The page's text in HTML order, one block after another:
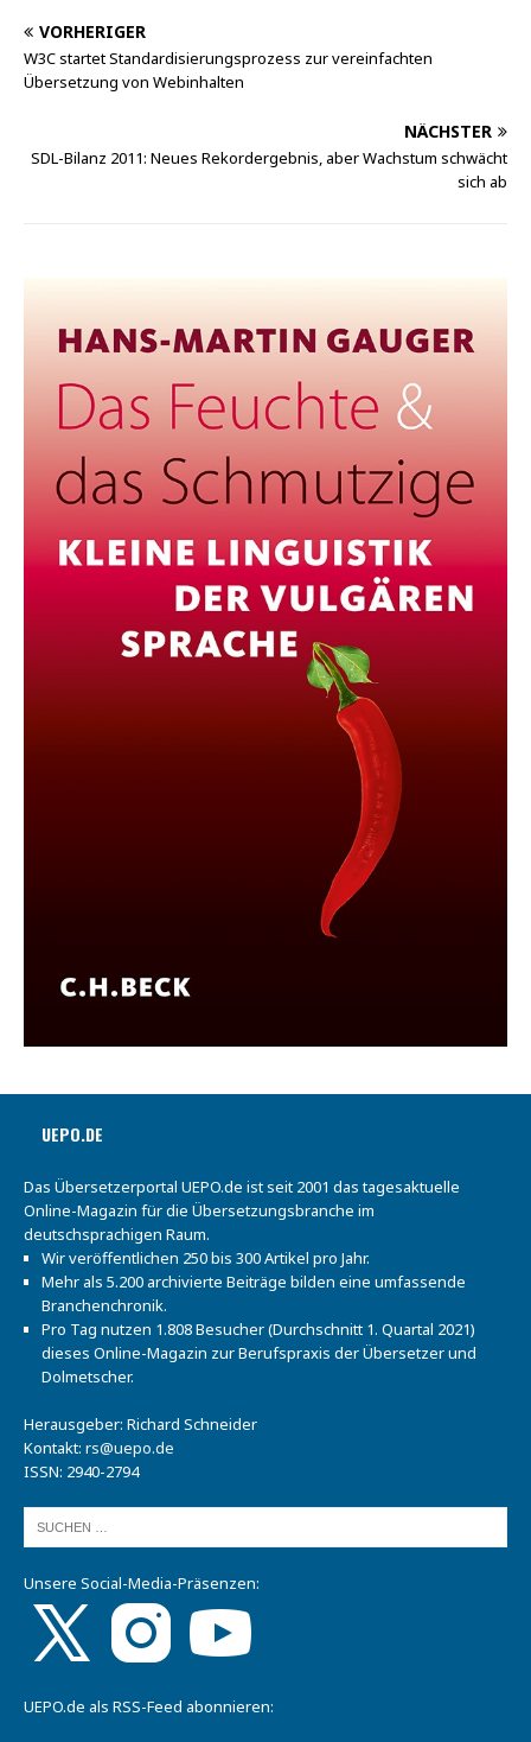
VORHERIGER
W3C startet Standardisierungsprozess zur vereinfachten
Übersetzung von Webinhalten
NÄCHSTER
SDL-Bilanz 2011: Neues Rekordergebnis, aber Wachstum schwächt
sich ab
UEPO.DE
Das Übersetzerportal UEPO.de ist seit 2001 das tagesaktuelle
Online-Magazin für die Übersetzungsbranche im
deutschsprachigen Raum.
Wir veröffentlichen 250 bis 300 Artikel pro Jahr.
Mehr als 5.200 archivierte Beiträge bilden eine umfassende
Branchenchronik.
Pro Tag nutzen 1.808 Besucher (Durchschnitt 1. Quartal 2021)
dieses Online-Magazin zur Berufspraxis der Übersetzer und
Dolmetscher.
Herausgeber: Richard Schneider
Kontakt: rs@uepo.de
ISSN: 2940-2794
Unsere Social-Media-Präsenzen:
UEPO.de als RSS-Feed abonnieren: